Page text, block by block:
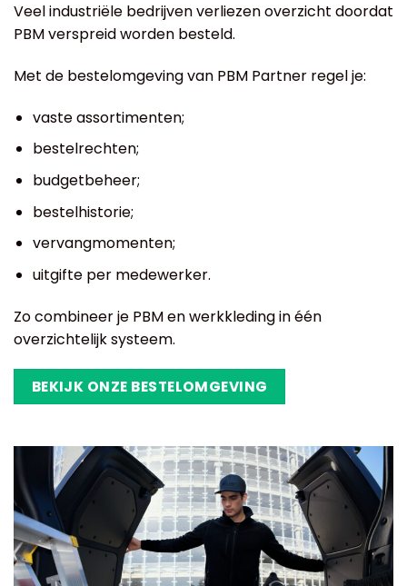
Veel industriële bedrijven verliezen overzicht doordat
PBM verspreid worden besteld.
Met de bestelomgeving van PBM Partner regel je:
vaste assortimenten;
bestelrechten;
budgetbeheer;
bestelhistorie;
vervangmomenten;
uitgifte per medewerker.
Zo combineer je PBM en werkkleding in één
overzichtelijk systeem.
BEKIJK ONZE BESTELOMGEVING